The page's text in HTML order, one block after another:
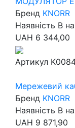
Бренд KNORR
Наявність В
UAH 6 344,00
Артикул
Мережевий
Бренд KNORR
Наявність В
UAH 9 871,90